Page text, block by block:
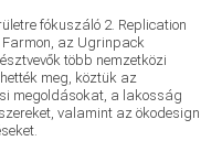
fókuszáló 2. Replication
az Ugrinpack
több nemzetközi
meg, köztük az
megoldásokat, a lakosság
valamint az ökodesign